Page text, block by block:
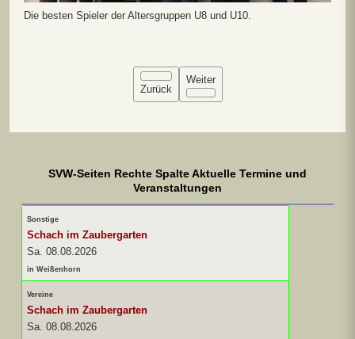
Die besten Spieler der Altersgruppen U8 und U10.
Zurück
Weiter
SVW-Seiten Rechte Spalte Aktuelle Termine und
Veranstaltungen
Sonstige
Schach im Zaubergarten
Sa. 08.08.2026
in Weißenhorn
Vereine
Schach im Zaubergarten
Sa. 08.08.2026